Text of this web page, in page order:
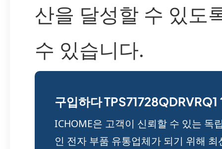
산을 달성할 수 있도
수 있습니다.
구입하다 TPS71728QDRVRQ1
ICHOME은 고객이 신뢰할 수 있는 독
인 전자 부품 유통업체가 되기 위해 최